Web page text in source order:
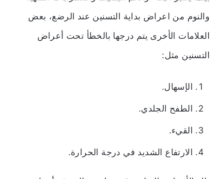
والنوم من اعراض بداية التسنين عند الرضع، بعض
العلامات الأخرى يتم درجها بالخطأ تحت أعراض
التسنين مثل:
الإسهال.
الطفح الجلدي.
القيء.
الارتفاع الشديد في درجة الحرارة.